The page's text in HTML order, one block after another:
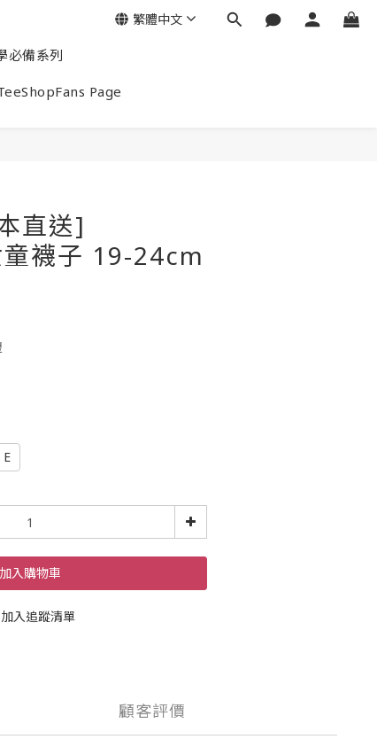
必備系列
Page
繁體中文
直送]
襪子 19-24cm
E
加入購物車
加入追蹤清單
顧客評價